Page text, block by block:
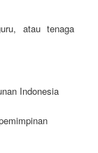
atau tenaga
Indonesia